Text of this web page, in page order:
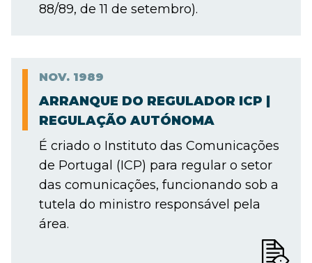
88/89, de 11 de setembro).
NOV. 1989
ARRANQUE DO REGULADOR ICP |
REGULAÇÃO AUTÓNOMA
É criado o Instituto das Comunicações
de Portugal (ICP) para regular o setor
das comunicações, funcionando sob a
tutela do ministro responsável pela
área.